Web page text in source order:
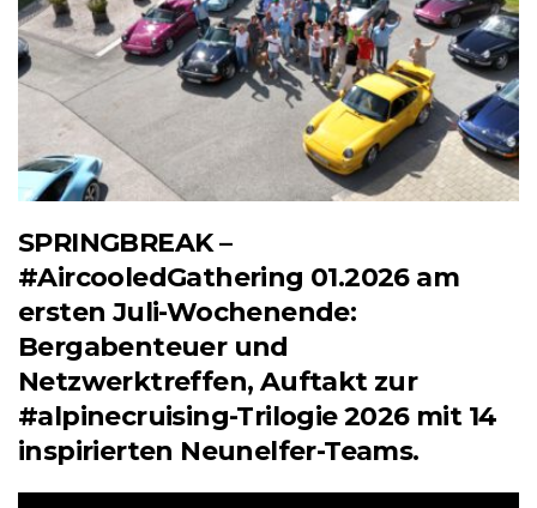
SPRINGBREAK –
#AircooledGathering 01.2026 am
ersten Juli-Wochenende:
Bergabenteuer und
Netzwerktreffen, Auftakt zur
#alpinecruising-Trilogie 2026 mit 14
inspirierten Neunelfer-Teams.